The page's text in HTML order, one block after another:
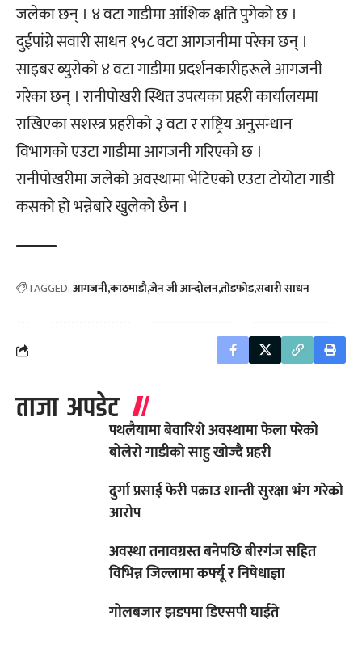
जलेका छन् । ४ वटा गाडीमा आंशिक क्षति पुगेको छ ।
दुईपांग्रे सवारी साधन १५८ वटा आगजनीमा परेका छन् ।
साइबर ब्युरोको ४ वटा गाडीमा प्रदर्शनकारीहरूले आगजनी
गरेका छन् । रानीपोखरी स्थित उपत्यका प्रहरी कार्यालयमा
राखिएका सशस्त्र प्रहरीको ३ वटा र राष्ट्रिय अनुसन्धान
विभागको एउटा गाडीमा आगजनी गरिएको छ ।
रानीपोखरीमा जलेको अवस्थामा भेटिएको एउटा टोयोटा गाडी
कसको हो भन्नेबारे खुलेको छैन ।
TAGGED:आगजनीकाठमाडौजेन जी आन्दोलनताेडफाेडसवारी साधन
ताजा अपडेट
पथलैयामा बेवारिशे अवस्थामा फेला परेको
बोलेरो गाडीको साहु खोज्दै प्रहरी
दुर्गा प्रसाई फेरी पक्राउ शान्ती सुरक्षा भंग गरेको
आरोप
अवस्था तनावग्रस्त बनेपछि बीरगंज सहित
विभिन्न जिल्लामा कर्फ्यू र निषेधाज्ञा
गोलबजार झडपमा डिएसपी घाईते